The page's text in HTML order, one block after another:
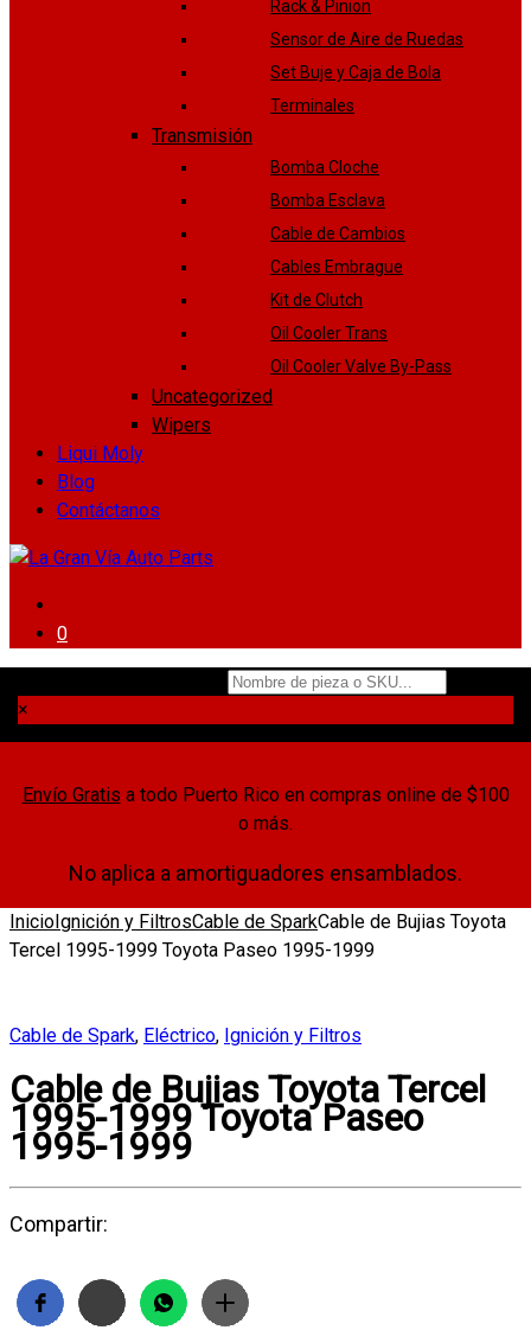
Rack & Pinion
Sensor de Aire de Ruedas
Set Buje y Caja de Bola
Terminales
Transmisión
Bomba Cloche
Bomba Esclava
Cable de Cambios
Cables Embrague
Kit de Clutch
Oil Cooler Trans
Oil Cooler Valve By-Pass
Uncategorized
Wipers
Liqui Moly
Blog
Contáctanos
0
×
Envío Gratis a todo Puerto Rico en compras online de $100
o más.
No aplica a amortiguadores ensamblados.
InicioIgnición y FiltrosCable de SparkCable de Bujias Toyota
Tercel 1995-1999 Toyota Paseo 1995-1999
Cable de Spark, Eléctrico, Ignición y Filtros
Cable de Bujias Toyota Tercel
1995-1999 Toyota Paseo
1995-1999
Compartir: